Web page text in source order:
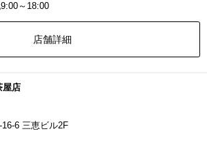
～18:00
店舗詳細
屋店
6 三恵ビル2F